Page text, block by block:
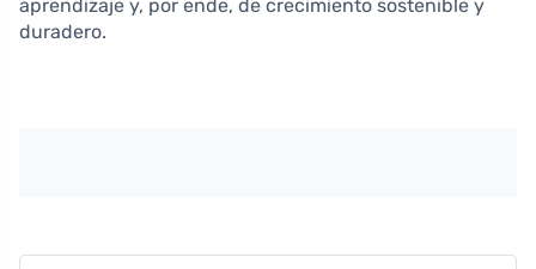
aprendizaje y, por ende, de crecimiento sostenible y
duradero.